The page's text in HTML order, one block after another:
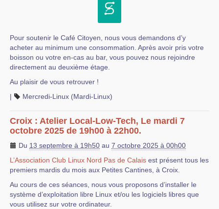
Pour soutenir le Café Citoyen, nous vous demandons d’y
acheter au minimum une consommation. Après avoir pris votre
boisson ou votre en-cas au bar, vous pouvez nous rejoindre
directement au deuxième étage.
Au plaisir de vous retrouver !
|
Mercredi-Linux (Mardi-Linux)
Croix : Atelier Local-Low-Tech, Le mardi 7
octobre 2025 de 19h00 à 22h00.
Du 13 septembre à 19h50 au 7 octobre 2025 à 00h00
L’Association Club Linux Nord Pas de Calais est présent tous les
premiers mardis du mois aux Petites Cantines, à Croix.
Au cours de ces séances, nous vous proposons d’installer le
système d’exploitation libre Linux et/ou les logiciels libres que
vous utilisez sur votre ordinateur.